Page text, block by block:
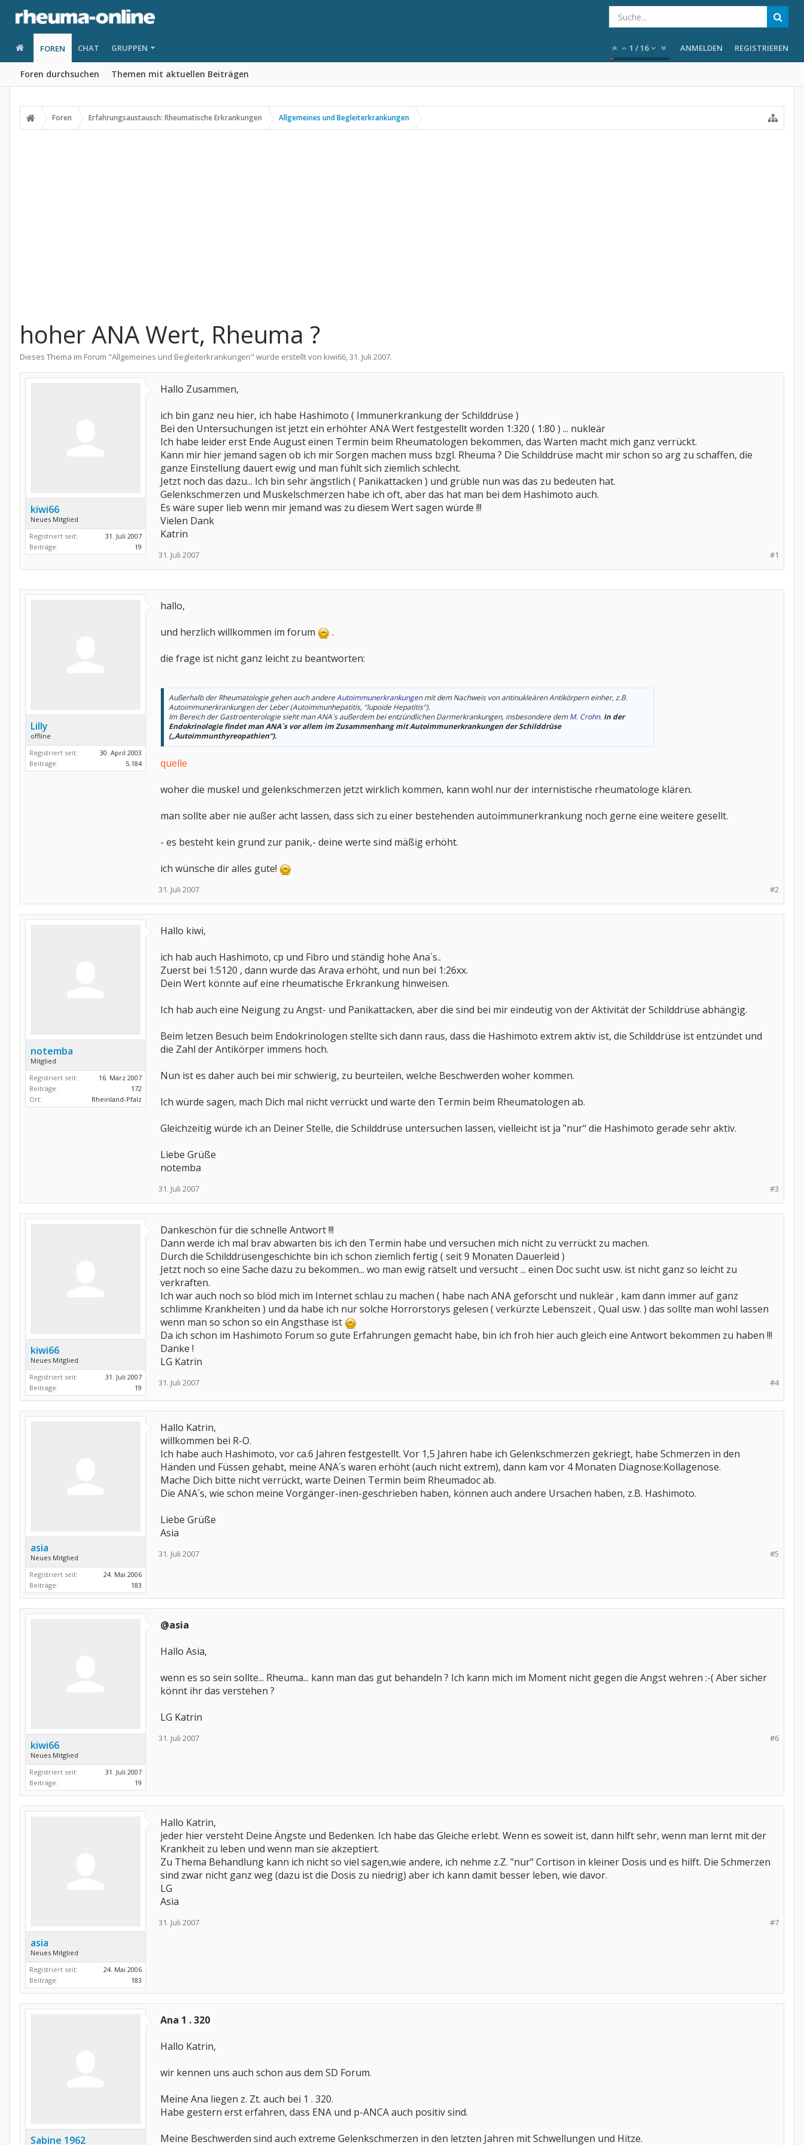
FOREN
Foren durchsuchen Themen mit aktuellen Beiträgen
CHAT GRUPPEN 1 /16 ANMELDEN REGISTRIEREN
Foren Erfahrungsaustausch: Rheumatische Erkrankungen Allgemeines und Begleiterkrankungen
hoher ANA Wert, Rheuma ?
Dieses Thema im Forum "Allgemeines und Begleiterkrankungen" wurde erstellt von kiwi66,31. Juli 2007.
kiwi66
Neues Mitglied
Registriert seit:
31. Juli 2007
Beiträge:
19
Hallo Zusammen,
ich bin ganz neu hier, ich habe Hashimoto ( Immunerkrankung der Schilddrüse )
Bei den Untersuchungen ist jetzt ein erhöhter ANA Wert festgestellt worden 1:320 ( 1:80 ) ... nukleär
Ich habe leider erst Ende August einen Termin beim Rheumatologen bekommen, das Warten macht mich ganz verrückt.
Kann mir hier jemand sagen ob ich mir Sorgen machen muss bzgl. Rheuma ? Die Schilddrüse macht mir schon so arg zu schaffen, die
ganze Einstellung dauert ewig und man fühlt sich ziemlich schlecht.
Jetzt noch das dazu... Ich bin sehr ängstlich ( Panikattacken ) und grüble nun was das zu bedeuten hat.
Gelenkschmerzen und Muskelschmerzen habe ich oft, aber das hat man bei dem Hashimoto auch.
Es wäre super lieb wenn mir jemand was zu diesem Wert sagen würde !!!
Vielen Dank
Katrin
#1
31. Juli 2007
Lilly
offline
Registriert seit:
30. April 2003
Beiträge:
5.184
hallo,
und herzlich willkommen im forum
.
die frage ist nicht ganz leicht zu beantworten:
Außerhalb der Rheumatologie gehen auch andereAutoimmunerkrankungenmit dem Nachweis von antinukleären Antikörpern einher, z.B.
Autoimmunerkrankungen der Leber (Autoimmunhepatitis, "lupoide Hepatitis").
Im Bereich der Gastroenterologie sieht man ANA´s außerdem bei entzündlichen Darmerkrankungen, insbesondere demM. Crohn. In der
Endokrinologie findet man ANA´s vor allem im Zusammenhang mit Autoimmunerkrankungen der Schilddrüse
(„Autoimmunthyreopathien“).
quelle
woher die muskel und gelenkschmerzen jetzt wirklich kommen, kann wohl nur der internistische rheumatologe klären.
man sollte aber nie außer acht lassen, dass sich zu einer bestehenden autoimmunerkrankung noch gerne eine weitere gesellt.
- es besteht kein grund zur panik,- deine werte sind mäßig erhöht.
ich wünsche dir alles gute!
#2
31. Juli 2007
notemba
Mitglied
Registriert seit:
16. März 2007
Beiträge:
172
Ort:
Rheinland-Pfalz
Hallo kiwi,
ich hab auch Hashimoto, cp und Fibro und ständig hohe Ana´s..
Zuerst bei 1:5120 , dann wurde das Arava erhöht, und nun bei 1:26xx.
Dein Wert könnte auf eine rheumatische Erkrankung hinweisen.
Ich hab auch eine Neigung zu Angst- und Panikattacken, aber die sind bei mir eindeutig von der Aktivität der Schilddrüse abhängig.
Beim letzen Besuch beim Endokrinologen stellte sich dann raus, dass die Hashimoto extrem aktiv ist, die Schilddrüse ist entzündet und
die Zahl der Antikörper immens hoch.
Nun ist es daher auch bei mir schwierig, zu beurteilen, welche Beschwerden woher kommen.
Ich würde sagen, mach Dich mal nicht verrückt und warte den Termin beim Rheumatologen ab.
Gleichzeitig würde ich an Deiner Stelle, die Schilddrüse untersuchen lassen, vielleicht ist ja "nur" die Hashimoto gerade sehr aktiv.
Liebe Grüße
notemba
#3
31. Juli 2007
kiwi66
Neues Mitglied
Registriert seit:
31. Juli 2007
Beiträge:
19
Dankeschön für die schnelle Antwort !!!
Dann werde ich mal brav abwarten bis ich den Termin habe und versuchen mich nicht zu verrückt zu machen.
Durch die Schilddrüsengeschichte bin ich schon ziemlich fertig ( seit 9 Monaten Dauerleid )
Jetzt noch so eine Sache dazu zu bekommen... wo man ewig rätselt und versucht ... einen Doc sucht usw. ist nicht ganz so leicht zu
verkraften.
Ich war auch noch so blöd mich im Internet schlau zu machen ( habe nach ANA geforscht und nukleär , kam dann immer auf ganz
schlimme Krankheiten ) und da habe ich nur solche Horrorstorys gelesen ( verkürzte Lebenszeit , Qual usw. ) das sollte man wohl lassen
wenn man so schon so ein Angsthase ist
Da ich schon im Hashimoto Forum so gute Erfahrungen gemacht habe, bin ich froh hier auch gleich eine Antwort bekommen zu haben !!!
Danke !
LG Katrin
#4
31. Juli 2007
asia
Neues Mitglied
Registriert seit:
24. Mai 2006
Beiträge:
183
Hallo Katrin,
willkommen bei R-O.
Ich habe auch Hashimoto, vor ca.6 Jahren festgestellt. Vor 1,5 Jahren habe ich Gelenkschmerzen gekriegt, habe Schmerzen in den
Händen und Füssen gehabt, meine ANA´s waren erhöht (auch nicht extrem), dann kam vor 4 Monaten Diagnose:Kollagenose.
Mache Dich bitte nicht verrückt, warte Deinen Termin beim Rheumadoc ab.
Die ANA´s, wie schon meine Vorgänger-inen-geschrieben haben, können auch andere Ursachen haben, z.B. Hashimoto.
Liebe Grüße
Asia
#5
31. Juli 2007
kiwi66
Neues Mitglied
Registriert seit:
31. Juli 2007
Beiträge:
19
@asia
Hallo Asia,
wenn es so sein sollte... Rheuma... kann man das gut behandeln ? Ich kann mich im Moment nicht gegen die Angst wehren :-( Aber sicher
könnt ihr das verstehen ?
LG Katrin
#6
31. Juli 2007
asia
Neues Mitglied
Registriert seit:
24. Mai 2006
Beiträge:
183
Hallo Katrin,
jeder hier versteht Deine Ängste und Bedenken. Ich habe das Gleiche erlebt. Wenn es soweit ist, dann hilft sehr, wenn man lernt mit der
Krankheit zu leben und wenn man sie akzeptiert.
Zu Thema Behandlung kann ich nicht so viel sagen,wie andere, ich nehme z.Z. "nur" Cortison in kleiner Dosis und es hilft. Die Schmerzen
sind zwar nicht ganz weg (dazu ist die Dosis zu niedrig) aber ich kann damit besser leben, wie davor.
LG
Asia
#7
31. Juli 2007
Sabine 1962
Ana 1 . 320
Hallo Katrin,
wir kennen uns auch schon aus dem SD Forum.
Meine Ana liegen z. Zt. auch bei 1 . 320.
Habe gestern erst erfahren, dass ENA und p-ANCA auch positiv sind.
Meine Beschwerden sind auch extreme Gelenkschmerzen in den letzten Jahren mit Schwellungen und Hitze.